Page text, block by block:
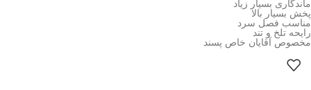
ماندگاری بسیار زیاد
پخش بسیار بالا
مناسب فصل سرد
رایحه تلخ و تند
مخصوص آقایان خاص پسند